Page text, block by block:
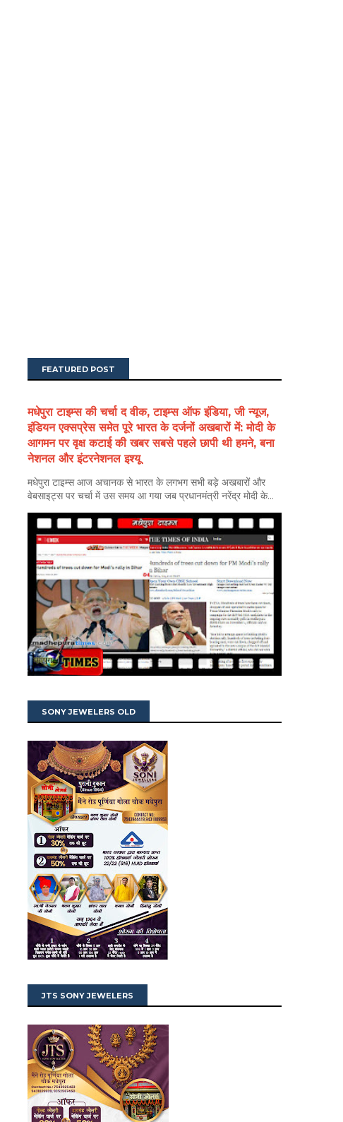
FEATURED POST
मधेपुरा टाइम्स की चर्चा द वीक, टाइम्स ऑफ इंडिया, जी न्यूज,
इंडियन एक्सप्रेस समेत पूरे भारत के दर्जनों अखबारों में: मोदी के
आगमन पर वृक्ष कटाई की खबर सबसे पहले छापी थी हमने, बना
नेशनल और इंटरनेशनल इश्यू
मधेपुरा टाइम्स आज अचानक से भारत के लगभग सभी बड़े अखबारों और
वेबसाइट्स पर चर्चा में उस समय आ गया जब प्रधानमंत्री नरेंद्र मोदी के...
SONY JEWELERS OLD
JTS SONY JEWELERS